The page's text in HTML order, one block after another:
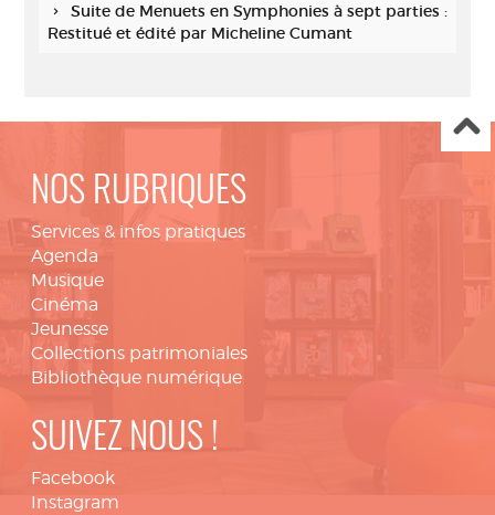
Suite de Menuets en Symphonies à sept parties :
Restitué et édité par Micheline Cumant
NOS RUBRIQUES
Services & infos pratiques
Agenda
Musique
Cinéma
Jeunesse
Collections patrimoniales
Bibliothèque numérique
SUIVEZ NOUS !
Facebook
Instagram